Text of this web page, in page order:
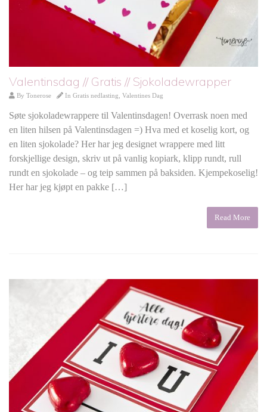
Valentinsdag // Gratis // Sjokoladewrapper
By Tonerose In Gratis nedlasting Valentines Dag
Søte sjokoladewrappere til Valentinsdagen! Overrask noen med
en liten hilsen på Valentinsdagen =) Hva med et koselig kort, og
en liten sjokolade? Her har jeg designet wrappere med litt
forskjellige design, skriv ut på vanlig kopiark, klipp rundt, rull
rundt en sjokolade – og teip sammen på baksiden. Kjempekoselig!
Her har jeg kjøpt en pakke […]
Read More